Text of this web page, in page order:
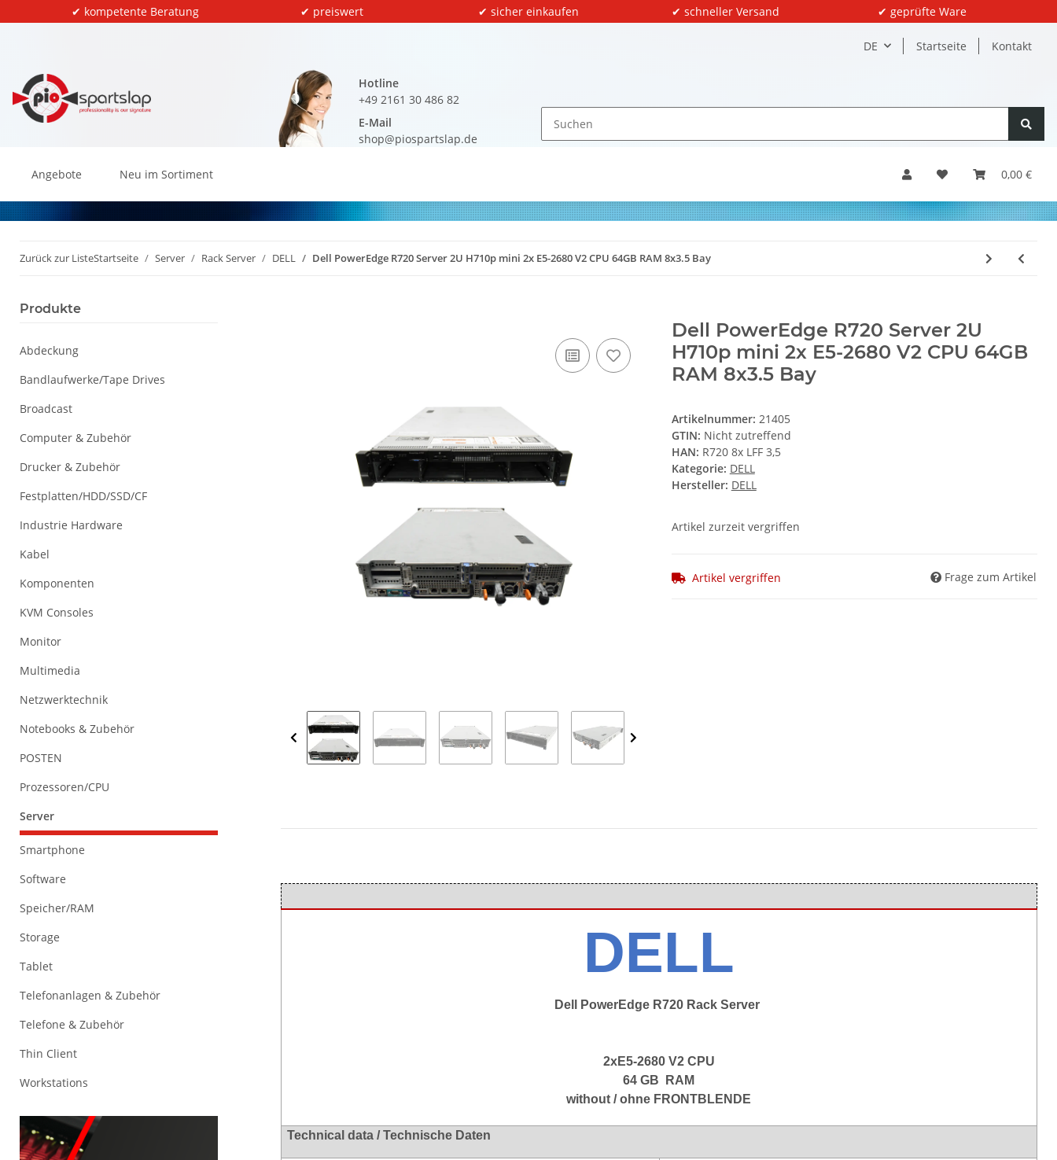
✔ kompetente Beratung ✔ preiswert ✔ sicher einkaufen ✔ schneller Versand ✔ geprüfte Ware
DE Startseite Kontakt
Hotline
+49 2161 30 486 82
E-Mail
shop@piospartslap.de
0,00 €
Angebote Neu im Sortiment
Zurück zur ListeStartseite Server Rack Server DELL Dell PowerEdge R720 Server 2U H710p mini 2x E5-2680 V2 CPU 64GB RAM 8x3.5 Bay
Dell PowerEdge R720 Server 2U
H710p mini 2x E5-2680 V2 CPU 64GB
RAM 8x3.5 Bay
Artikelnummer: 21405
GTIN: Nicht zutreffend
HAN: R720 8x LFF 3,5
Kategorie: DELL
Hersteller: DELL
Artikel zurzeit vergriffen
Artikel vergriffen Frage zum Artikel
DELL
Dell PowerEdge R720 Rack Server
2xE5-2680 V2 CPU
64 GB RAM
without / ohne FRONTBLENDE
Technical data / Technische Daten
Produkte
Abdeckung
Bandlaufwerke/Tape Drives
Broadcast
Computer & Zubehör
Drucker & Zubehör
Festplatten/HDD/SSD/CF
Industrie Hardware
Kabel
Komponenten
KVM Consoles
Monitor
Multimedia
Netzwerktechnik
Notebooks & Zubehör
POSTEN
Prozessoren/CPU
Server
Smartphone
Software
Speicher/RAM
Storage
Tablet
Telefonanlagen & Zubehör
Telefone & Zubehör
Thin Client
Workstations